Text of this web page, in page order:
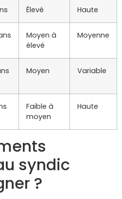
Élevé Haute
Moyen à
élevé
Moyenne
Moyen Variable
Faible à
moyen
Haute
syndic
?